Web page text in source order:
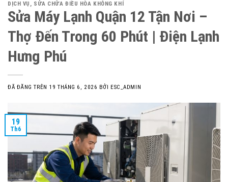
DỊCH VỤ , SỬA CHỮA ĐIỀU HÒA KHÔNG KHÍ
Sửa Máy Lạnh Quận 12 Tận Nơi –
Thợ Đến Trong 60 Phút | Điện Lạnh
Hưng Phú
ĐÃ ĐĂNG TRÊN 19 THÁNG 6, 2026 BỞI ESC_ADMIN
19
Th6